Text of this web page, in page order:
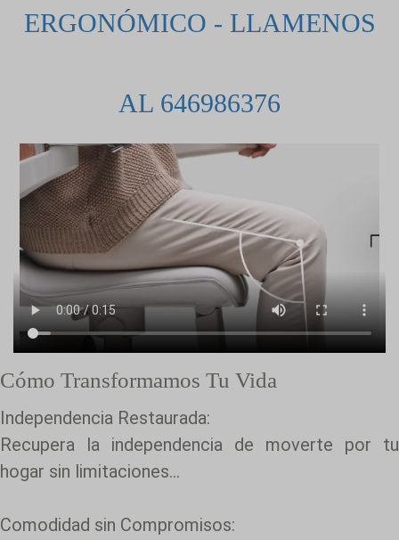
ERGONÓMICO - LLAMENOS
AL 646986376
Cómo Transformamos Tu Vida
Independencia Restaurada:
Recupera la independencia de moverte por tu
hogar sin limitaciones...
Comodidad sin Compromisos: